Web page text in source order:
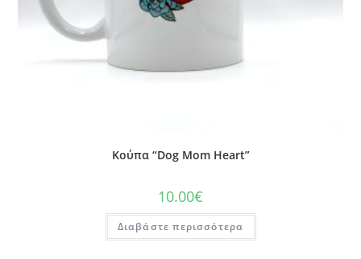
Κούπα “Dog Mom Heart”
10.00€
Διαβάστε περισσότερα